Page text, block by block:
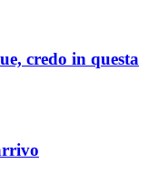
credo in questa